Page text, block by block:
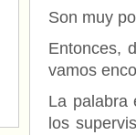
Son muy
Entonces,
vamos
La palabra
los